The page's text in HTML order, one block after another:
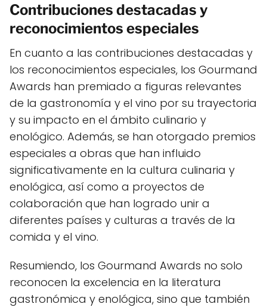
Contribuciones destacadas y
reconocimientos especiales
En cuanto a las contribuciones destacadas y
los reconocimientos especiales, los Gourmand
Awards han premiado a figuras relevantes
de la gastronomía y el vino por su trayectoria
y su impacto en el ámbito culinario y
enológico. Además, se han otorgado premios
especiales a obras que han influido
significativamente en la cultura culinaria y
enológica, así como a proyectos de
colaboración que han logrado unir a
diferentes países y culturas a través de la
comida y el vino.
Resumiendo, los Gourmand Awards no solo
reconocen la excelencia en la literatura
gastronómica y enológica, sino que también